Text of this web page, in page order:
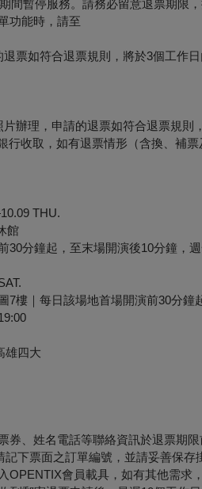
間暫停服務。請務必留意退票期限，
功能時，請至
票如符合退票規則，將於3個工作日
辦理，申請的退票如符合退票規則
收取，如有退票情形（含換、補
THU.
館
30分鐘起，至末場開演後10分鐘，
7樓｜每日該場地首場開演前30分鐘
雄四大
券、姓名電話等聯絡資訊於退票期
下票面之訂單編號，並請妥善保存
會員載具，如有其他需求